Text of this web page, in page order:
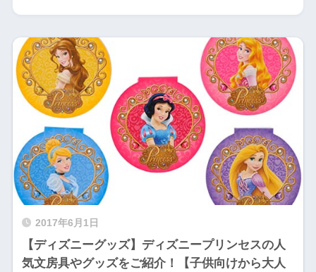
2017年6月1日
【ディズニーグッズ】ディズニープリンセスの人
気文房具やグッズをご紹介！【子供向けから大人